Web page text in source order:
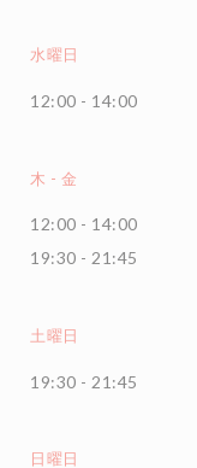
水曜日
12:00 - 14:00
木 - 金
12:00 - 14:00
19:30 - 21:45
土曜日
19:30 - 21:45
日曜日